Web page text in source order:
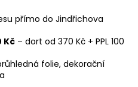
přímo do Jindřichova
Kč – dort od 370 Kč + PPL 100
folie, dekorační